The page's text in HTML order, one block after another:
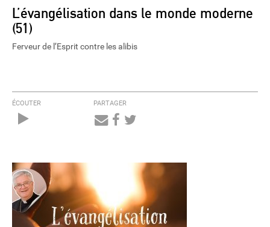
L’évangélisation dans le monde moderne
(51)
Ferveur de l’Esprit contre les alibis
ÉCOUTER PARTAGER